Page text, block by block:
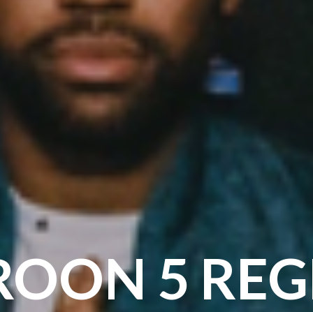
5